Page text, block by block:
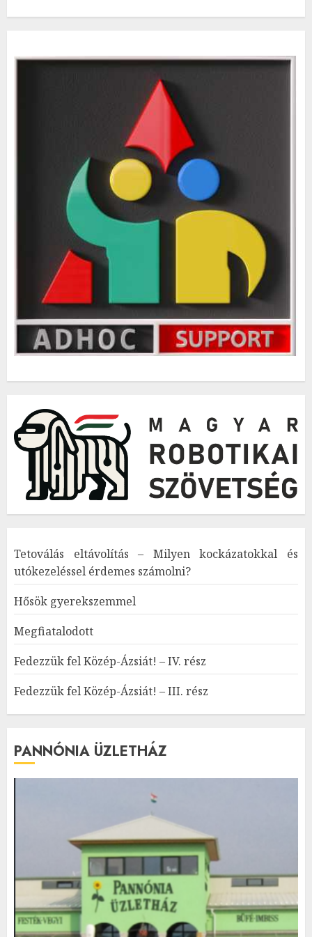
Tetoválás eltávolítás – Milyen kockázatokkal és
utókezeléssel érdemes számolni?
Hősök gyerekszemmel
Megfiatalodott
Fedezzük fel Közép-Ázsiát! – IV. rész
Fedezzük fel Közép-Ázsiát! – III. rész
PANNÓNIA ÜZLETHÁZ